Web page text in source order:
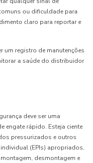
ou dificuldade para
claro para reportar e
um registro de manutenções
a saúde do distribuidor
deve ser uma
engate rápido. Esteja ciente
pressurizados e outros
(EPIs) apropriados,
desmontagem e